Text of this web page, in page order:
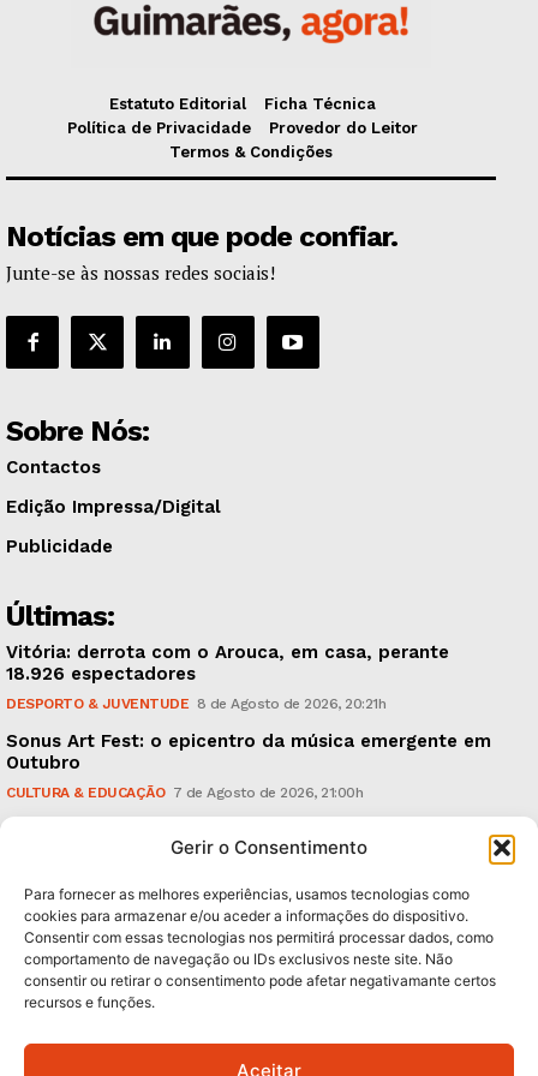
Gerir o Consentimento
Para fornecer as melhores experiências, usamos tecnologias como
cookies para armazenar e/ou aceder a informações do dispositivo.
Consentir com essas tecnologias nos permitirá processar dados, como
comportamento de navegação ou IDs exclusivos neste site. Não
consentir ou retirar o consentimento pode afetar negativamante certos
recursos e funções.
Aceitar
Estatuto Editorial
Ficha Técnica
Política de Privacidade
Provedor do Leitor
Termos & Condições
Notícias em que pode confiar.
Junte-se às nossas redes sociais!
Sobre Nós:
Contactos
Edição Impressa/Digital
Publicidade
Últimas:
Vitória: derrota com o Arouca, em casa, perante
18.926 espectadores
DESPORTO & JUVENTUDE 8 de Agosto de 2026, 20:21h
Sonus Art Fest: o epicentro da música emergente em
Outubro
CULTURA & EDUCAÇÃO 7 de Agosto de 2026, 21:00h
Subscreva Newsletter: